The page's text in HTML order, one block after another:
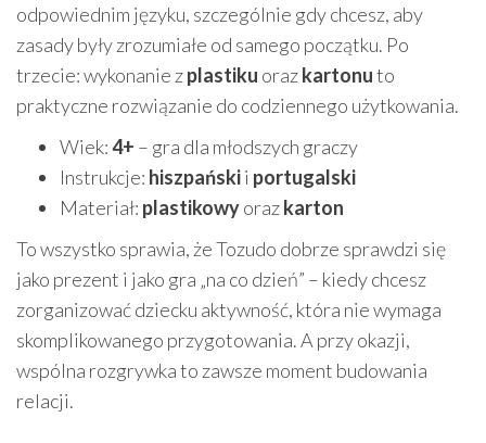
odpowiednim języku, szczególnie gdy chcesz, aby
zasady były zrozumiałe od samego początku. Po
trzecie: wykonanie zplastiku orazkartonuto
praktyczne rozwiązanie do codziennego użytkowania.
Wiek:4+ – gra dla młodszych graczy
Instrukcje: hiszpańskii portugalski
Materiał: plastikowyorazkarton
To wszystko sprawia, że Tozudo dobrze sprawdzi się
jako prezent i jako gra „na co dzień” – kiedy chcesz
zorganizować dziecku aktywność, która nie wymaga
skomplikowanego przygotowania. A przy okazji,
wspólna rozgrywka to zawsze moment budowania
relacji.